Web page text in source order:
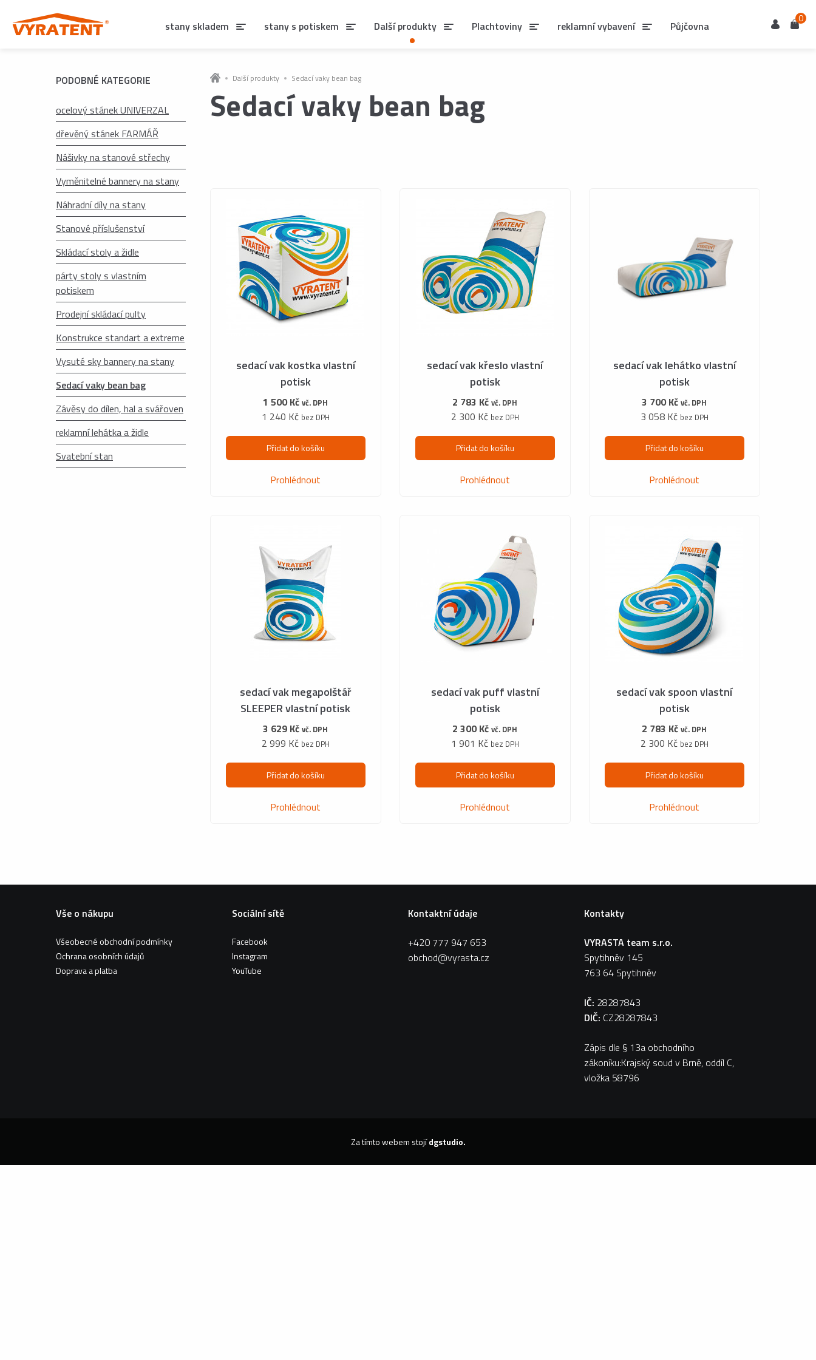
PODOBNÉ KATEGORIE
ocelový stánek UNIVERZAL
dřevěný stánek FARMÁŘ
Nášivky na stanové střechy
Vyměnitelné bannery na stany
Náhradní díly na stany
Stanové příslušenství
Skládací stoly a židle
párty stoly s vlastním
potiskem
Prodejní skládací pulty
Konstrukce standart a extreme
Vysuté sky bannery na stany
Sedací vaky bean bag
Závěsy do dílen, hal a svářoven
reklamní lehátka a židle
Svatební stan
Další produkty Sedací vaky bean bag
Sedací vaky bean bag
sedací vak kostka vlastní
potisk
1 500 Kčvč. DPH
1 240 Kč bez DPH
Přidat do košíku
Prohlédnout
sedací vak křeslo vlastní
potisk
2 783 Kčvč. DPH
2 300 Kč bez DPH
Přidat do košíku
Prohlédnout
sedací vak lehátko vlastní
potisk
3 700 Kčvč. DPH
3 058 Kč bez DPH
Přidat do košíku
Prohlédnout
sedací vak megapolštář
SLEEPER vlastní potisk
3 629 Kčvč. DPH
2 999 Kč bez DPH
Přidat do košíku
Prohlédnout
sedací vak puff vlastní
potisk
2 300 Kčvč. DPH
1 901 Kč bez DPH
Přidat do košíku
Prohlédnout
sedací vak spoon vlastní
potisk
2 783 Kčvč. DPH
2 300 Kč bez DPH
Přidat do košíku
Prohlédnout
Vše o nákupu
Všeobecné obchodní podmínky
Ochrana osobních údajů
Doprava a platba
Sociální sítě
Facebook
Instagram
YouTube
Kontaktní údaje
+420 777 947 653
obchod@vyrasta.cz
Kontakty
VYRASTA team s.r.o.
Spytihněv 145
763 64 Spytihněv
IČ: 28287843
DIČ: CZ28287843
Zápis dle § 13a obchodního
zákoníku:Krajský soud v Brně, oddíl C,
vložka 58796
Za tímto webem stojídgstudio.
stany skladem stany s potiskem Další produkty Plachtoviny reklamní vybavení Půjčovna UživatelKošík
0